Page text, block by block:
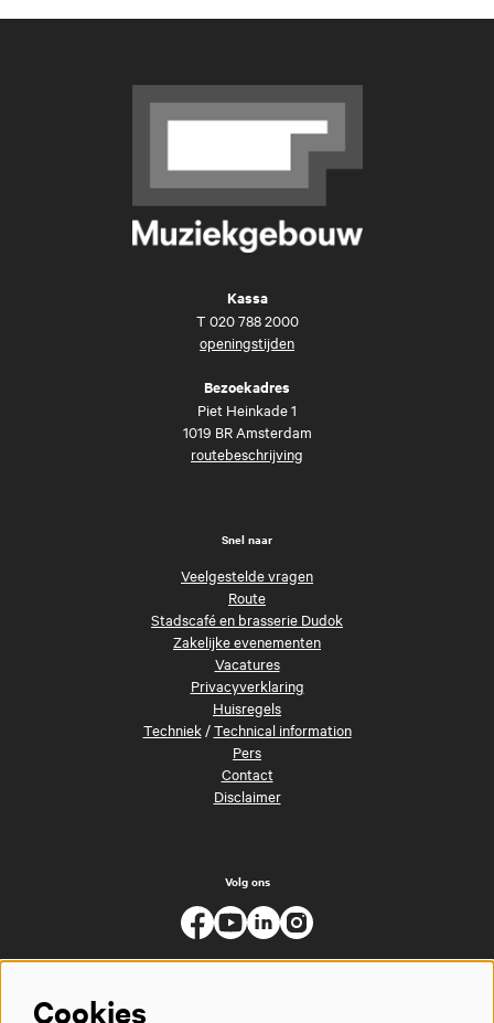
Kassa
T 020 788 2000
openingstijden
Bezoekadres
Piet Heinkade 1
1019 BR Amsterdam
routebeschrijving
Snel naar
Veelgestelde vragen
Route
Stadscafé en brasserie Dudok
Zakelijke evenementen
Vacatures
Privacyverklaring
Huisregels
Techniek/Technical information
Pers
Contact
Disclaimer
Volg ons
Cookies